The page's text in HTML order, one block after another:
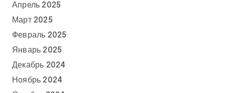
Апрель 2025
Март 2025
Февраль 2025
Январь 2025
Декабрь 2024
Ноябрь 2024